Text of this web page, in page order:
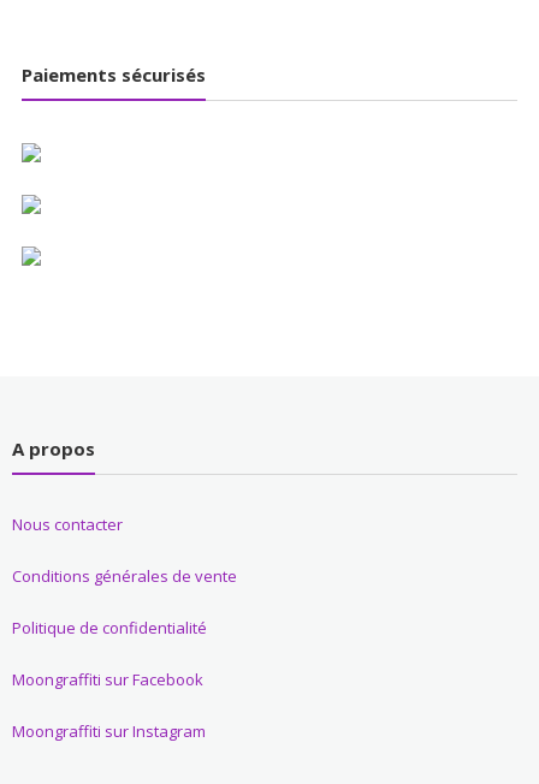
Paiements sécurisés
A propos
Nous contacter
Conditions générales de vente
Politique de confidentialité
Moongraffiti sur Facebook
Moongraffiti sur Instagram